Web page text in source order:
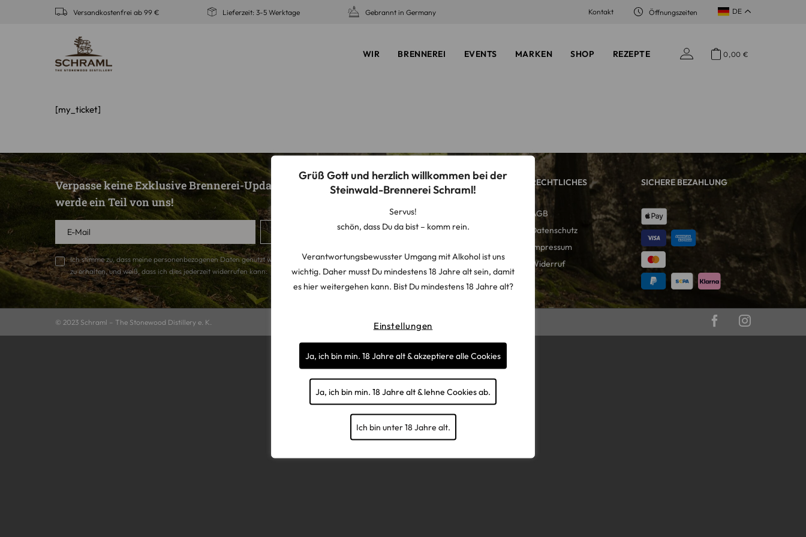
Grüß Gott und herzlich willkommen bei der
Steinwald-Brennerei Schraml!
Servus!
schön, dass Du da bist – komm rein.
Verantwortungsbewusster Umgang mit Alkohol ist uns
wichtig. Daher musst Du mindestens 18 Jahre alt sein, damit
es hier weitergehen kann. Bist Du mindestens 18 Jahre alt?
Ich bin unter 18 Jahre alt.
Einstellungen
Ja, ich bin min. 18 Jahre alt & lehne Cookies ab.
Ja, ich bin min. 18 Jahre alt & akzeptiere alle Cookies
Versandkostenfrei ab 99 € Lieferzeit: 3-5 Werktage Gebrannt in Germany Kontakt Öffnungszeiten DE
WIR BRENNEREI EVENTS MARKEN SHOP REZEPTE 0,00€
[my_ticket]
Verpasse keine Exklusive Brennerei-Updates mehr und
werde ein Teil von uns!
Ich stimme zu, dass meine personenbezogenen Daten genutzt werden, um werbliche E-Mails
zu erhalten, und weiß, dass ich dies jederzeit widerrufen kann.
Anmelden
SERVICE
Storefinder
Jobs
Zahlung & Versand
RECHTLICHES
AGB
Datenschutz
Impressum
Widerruf
SICHERE BEZAHLUNG
© 2023 Schraml – The Stonewood Distillery e. K. powered by tzn Digital